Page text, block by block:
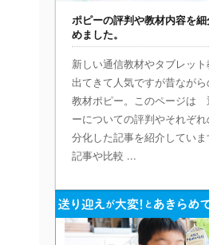
ポピーの評判や教材内容を
めました。
新しい通信教材やタブレット
出てきて人気ですが昔なが
教材ポピー。このページは
ーについての評判やそれぞ
分化した記事を紹介してい
記事や比較 ...